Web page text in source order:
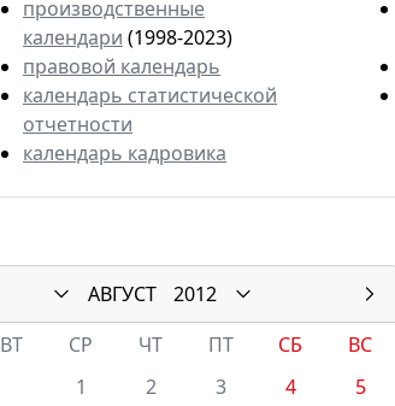
производственные
календари (1998-2023)
правовой календарь
календарь статистической
отчетности
календарь кадровика
АВГУСТ
2012
ВТ СР ЧТ ПТ СБ
ВС
1
2 3 4
5